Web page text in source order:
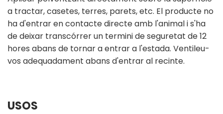
a tractar, casetes, terres, parets, etc. El producte no
ha d'entrar en contacte directe amb l'animal i s'ha
de deixar transcórrer un termini de seguretat de 12
hores abans de tornar a entrar a l'estada. Ventileu-
vos adequadament abans d'entrar al recinte.
USOS